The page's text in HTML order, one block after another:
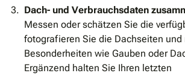
Dach- und Verbrauchsdaten
Messen oder schätzen Sie die
fotografieren Sie die Dachseiten und
Besonderheiten wie Gauben oder
Ergänzend halten Sie Ihren letzten